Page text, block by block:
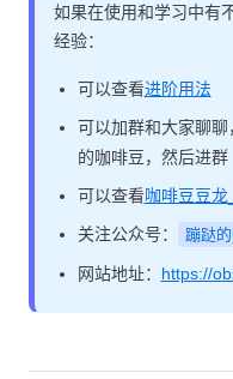
如果在使用和学习中有
经验：
可以查看进阶用法
可以加群和大家聊聊
的咖啡豆，然后进群
可以查看咖啡豆豆龙
关注公众号：
蹦跶
网站地址： https://